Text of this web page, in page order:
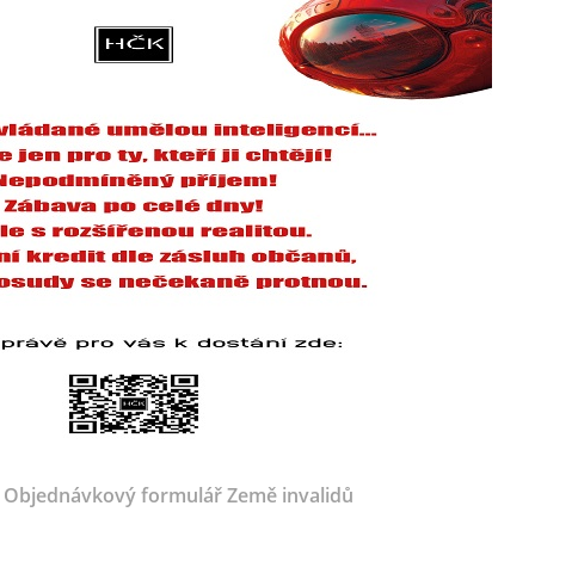
Objednávkový formulář Země invalidů